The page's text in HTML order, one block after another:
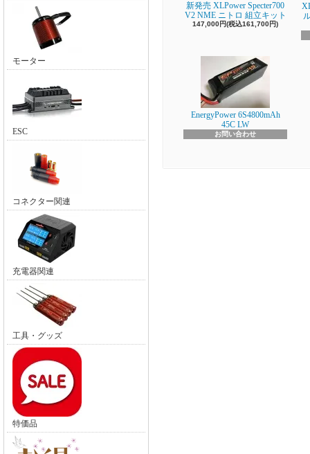
モーター
ESC
コネクター関連
充電器関連
工具・グッズ
特価品
新発売 XLPower Specter700
V2 NME ニトロ 組立キット
147,000円(税込161,700円)
EnergyPower 6S4800mAh
45C LW
お問い合わせ